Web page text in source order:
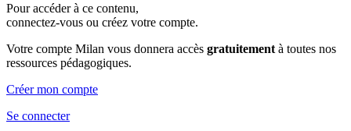
Pour accéder à ce contenu,
connectez-vous ou créez votre compte.
Votre compte Milan vous donnera accès gratuitement à toutes nos
ressources pédagogiques.
Créer mon compte
Se connecter